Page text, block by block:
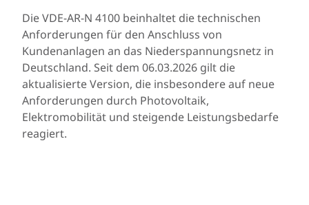
Die VDE-AR-N 4100 beinhaltet die technischen
Anforderungen für den Anschluss von
Kundenanlagen an das Niederspannungsnetz in
Deutschland. Seit dem 06.03.2026 gilt die
aktualisierte Version, die insbesondere auf neue
Anforderungen durch Photovoltaik,
Elektromobilität und steigende Leistungsbedarfe
reagiert.